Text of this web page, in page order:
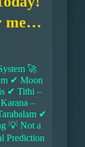
me…
🚀
✔ Moon
✔ Tithi –
–
✔
💡 Not a
Prediction